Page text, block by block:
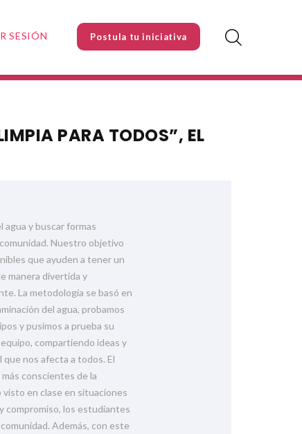
SESIÓN Postula tu iniciativa
PARA TODOS”, EL
agua y buscar formas
Nuestro objetivo
que ayuden a tener un
manera divertida y
La metodología se basó en
del agua, probamos
y pusimos a prueba su
compartiendo ideas y
nos afecta a todos. El
conscientes de la
visto en clase en situaciones
compromiso, los estudiantes
Además, con este